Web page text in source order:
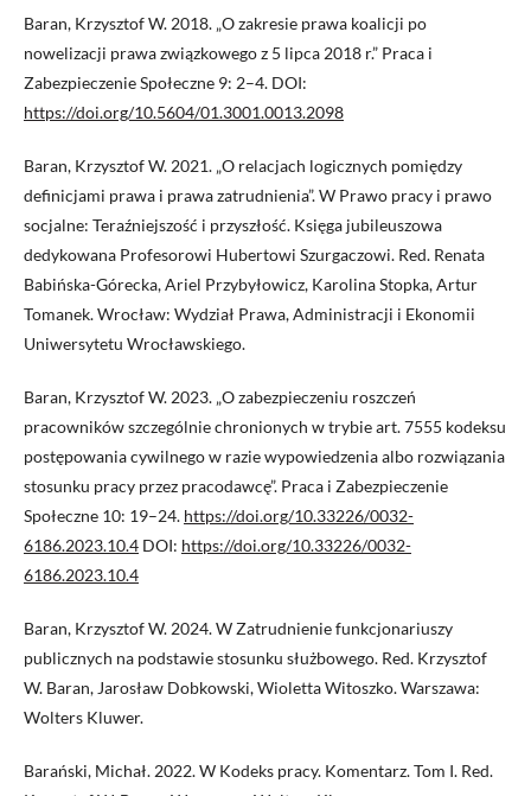
Baran, Krzysztof W. 2018. „O zakresie prawa koalicji po
nowelizacji prawa związkowego z 5 lipca 2018 r.” Praca i
Zabezpieczenie Społeczne 9: 2–4. DOI:
https://doi.org/10.5604/01.3001.0013.2098
Baran, Krzysztof W. 2021. „O relacjach logicznych pomiędzy
definicjami prawa i prawa zatrudnienia”. W Prawo pracy i prawo
socjalne: Teraźniejszość i przyszłość. Księga jubileuszowa
dedykowana Profesorowi Hubertowi Szurgaczowi. Red. Renata
Babińska-Górecka, Ariel Przybyłowicz, Karolina Stopka, Artur
Tomanek. Wrocław: Wydział Prawa, Administracji i Ekonomii
Uniwersytetu Wrocławskiego.
Baran, Krzysztof W. 2023. „O zabezpieczeniu roszczeń
pracowników szczególnie chronionych w trybie art. 7555 kodeksu
postępowania cywilnego w razie wypowiedzenia albo rozwiązania
stosunku pracy przez pracodawcę”. Praca i Zabezpieczenie
Społeczne 10: 19–24. https://doi.org/10.33226/0032-
6186.2023.10.4 DOI: https://doi.org/10.33226/0032-
6186.2023.10.4
Baran, Krzysztof W. 2024. W Zatrudnienie funkcjonariuszy
publicznych na podstawie stosunku służbowego. Red. Krzysztof
W. Baran, Jarosław Dobkowski, Wioletta Witoszko. Warszawa:
Wolters Kluwer.
Barański, Michał. 2022. W Kodeks pracy. Komentarz. Tom I. Red.